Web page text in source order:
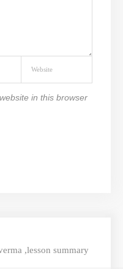
in this browser
,lesson summary